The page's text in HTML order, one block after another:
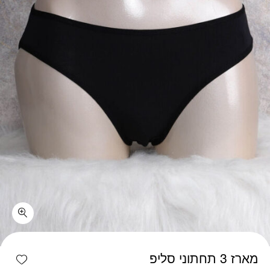
מארז 3 תחתוני סליפ
כמות מארז 3 תחתוני סליפ